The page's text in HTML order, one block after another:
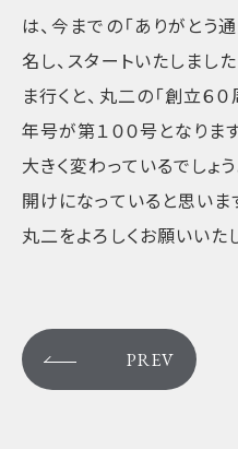
は、今までの「ありがとう
名し、スタートいたしまし
ま行くと、丸二の「創立６
年号が第１００号となりま
大きく変わっているでしょ
開けになっていると思いま
丸二をよろしくお願いいた
PREV